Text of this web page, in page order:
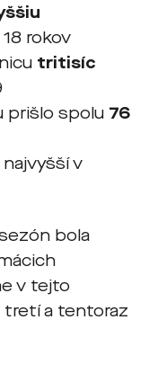
rokov
tritisíc
prišlo spolu 76
najvyšší v
bola
v tejto
tretí a tentoraz